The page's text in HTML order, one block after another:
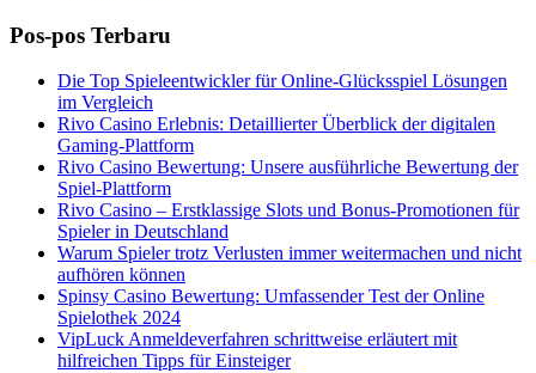
Pos-pos Terbaru
Die Top Spieleentwickler für Online-Glücksspiel Lösungen
im Vergleich
Rivo Casino Erlebnis: Detaillierter Überblick der digitalen
Gaming-Plattform
Rivo Casino Bewertung: Unsere ausführliche Bewertung der
Spiel-Plattform
Rivo Casino – Erstklassige Slots und Bonus-Promotionen für
Spieler in Deutschland
Warum Spieler trotz Verlusten immer weitermachen und nicht
aufhören können
Spinsy Casino Bewertung: Umfassender Test der Online
Spielothek 2024
VipLuck Anmeldeverfahren schrittweise erläutert mit
hilfreichen Tipps für Einsteiger